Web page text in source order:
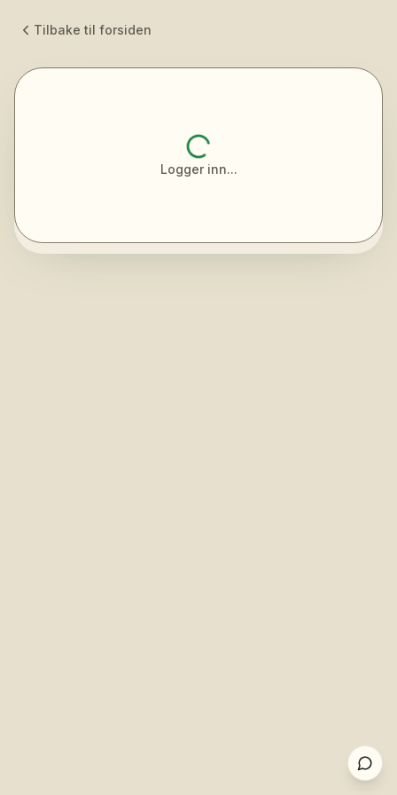
Tilbake til forsiden
Logger inn...